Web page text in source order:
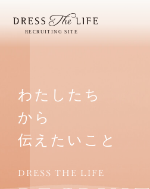
わたしたち
から
伝えたいこと
DRESS THE LIFE